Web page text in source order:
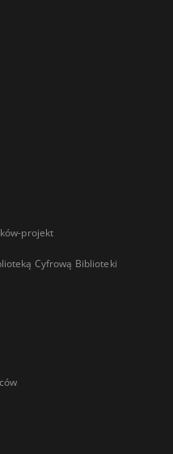
projekt
Cyfrową Biblioteki